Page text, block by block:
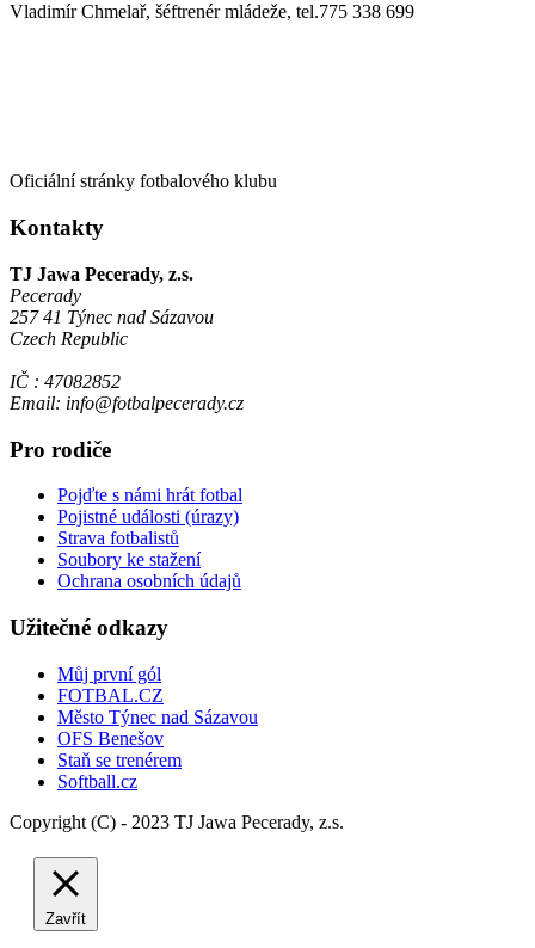
Vladimír Chmelař, šéftrenér mládeže, tel.775 338 699
Oficiální stránky fotbalového klubu
Kontakty
TJ Jawa Pecerady, z.s.
Pecerady
257 41 Týnec nad Sázavou
Czech Republic
IČ : 47082852
Email: info@fotbalpecerady.cz
Pro rodiče
Pojďte s námi hrát fotbal
Pojistné události (úrazy)
Strava fotbalistů
Soubory ke stažení
Ochrana osobních údajů
Užitečné odkazy
Můj první gól
FOTBAL.CZ
Město Týnec nad Sázavou
OFS Benešov
Staň se trenérem
Softball.cz
Copyright (C) - 2023 TJ Jawa Pecerady, z.s.
Zavřít